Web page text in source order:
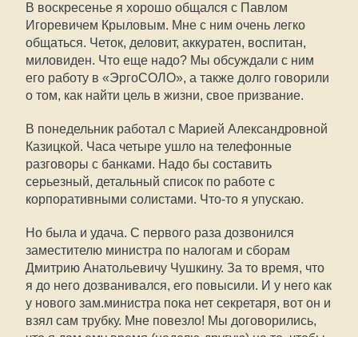
В воскресенье я хорошо общался с Павлом
Игоревичем Крыловым. Мне с ним очень легко
общаться. Четок, деловит, аккуратен, воспитан,
миловиден. Что еще надо? Мы обсуждали с ним
его работу в «ЭргоСОЛО», а также долго говорили
о том, как найти цель в жизни, свое призвание.
В понедельник работал с Марией Александровной
Казицкой. Часа четыре ушло на телефонные
разговоры с банками. Надо бы составить
серьезный, детальный список по работе с
корпоративными солистами. Что-то я упускаю.
Но была и удача. С первого раза дозвонился
заместителю министра по налогам и сборам
Дмитрию Анатольевичу Чушкину. За то время, что
я до него дозванивался, его повысили. И у него как
у нового зам.министра пока нет секретаря, вот он и
взял сам трубку. Мне повезло! Мы договорились,